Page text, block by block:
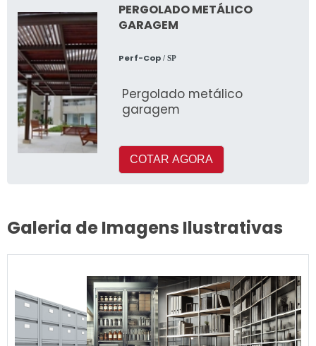
PERGOLADO METÁLICO
GARAGEM
Perf-Cop/ SP
Pergolado metálico
garagem
COTAR AGORA
Galeria de Imagens Ilustrativas